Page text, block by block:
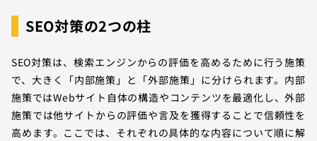
SEO対策の2つの柱
SEO対策は、検索エンジンからの評価を高めるために行う施策
で、大きく「内部施策」と「外部施策」に分けられます。内部
施策ではWebサイト自体の構造やコンテンツを最適化し、外部
施策では他サイトからの評価や言及を獲得することで信頼性を
高めます。ここでは、それぞれの具体的な内容について順に解